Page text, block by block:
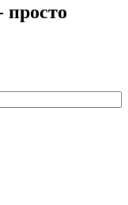
просто